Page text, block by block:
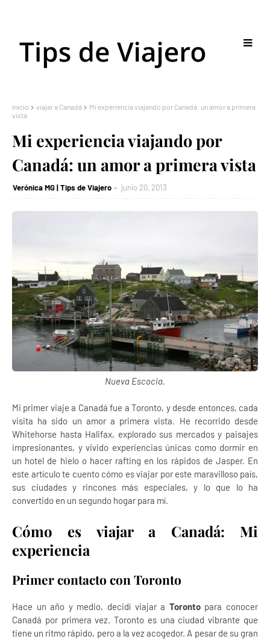
Inicio viajar a Canadá
Mi experiencia viajando por Canadá: un amor a primera
vista
Mi experiencia viajando por
Canadá: un amor a primera vista
Verónica MG | Tips de Viajero junio 20, 2013
Nueva Escocia.
Mi primer viaje a Canadá fue a Toronto, y desde entonces, cada
visita ha sido un amor a primera vista. He recorrido desde
Whitehorse hasta Halifax, explorado sus mercados y paisajes
impresionantes, y vivido experiencias únicas como dormir en
un hotel de hielo o hacer rafting en los rápidos de Jasper. En
este artículo te cuento cómo es viajar por este maravilloso país,
sus ciudades y rincones más especiales, y lo que lo ha
convertido en un segundo hogar para mí.
Cómo es viajar a Canadá: Mi
experiencia
Primer contacto con Toronto
Hace un año y medio, decidí viajar a Torontopara conocer
Canadá por primera vez. Toronto es una ciudad vibrante que
tiene un ritmo rápido, pero a la vez acogedor. A pesar de su gran